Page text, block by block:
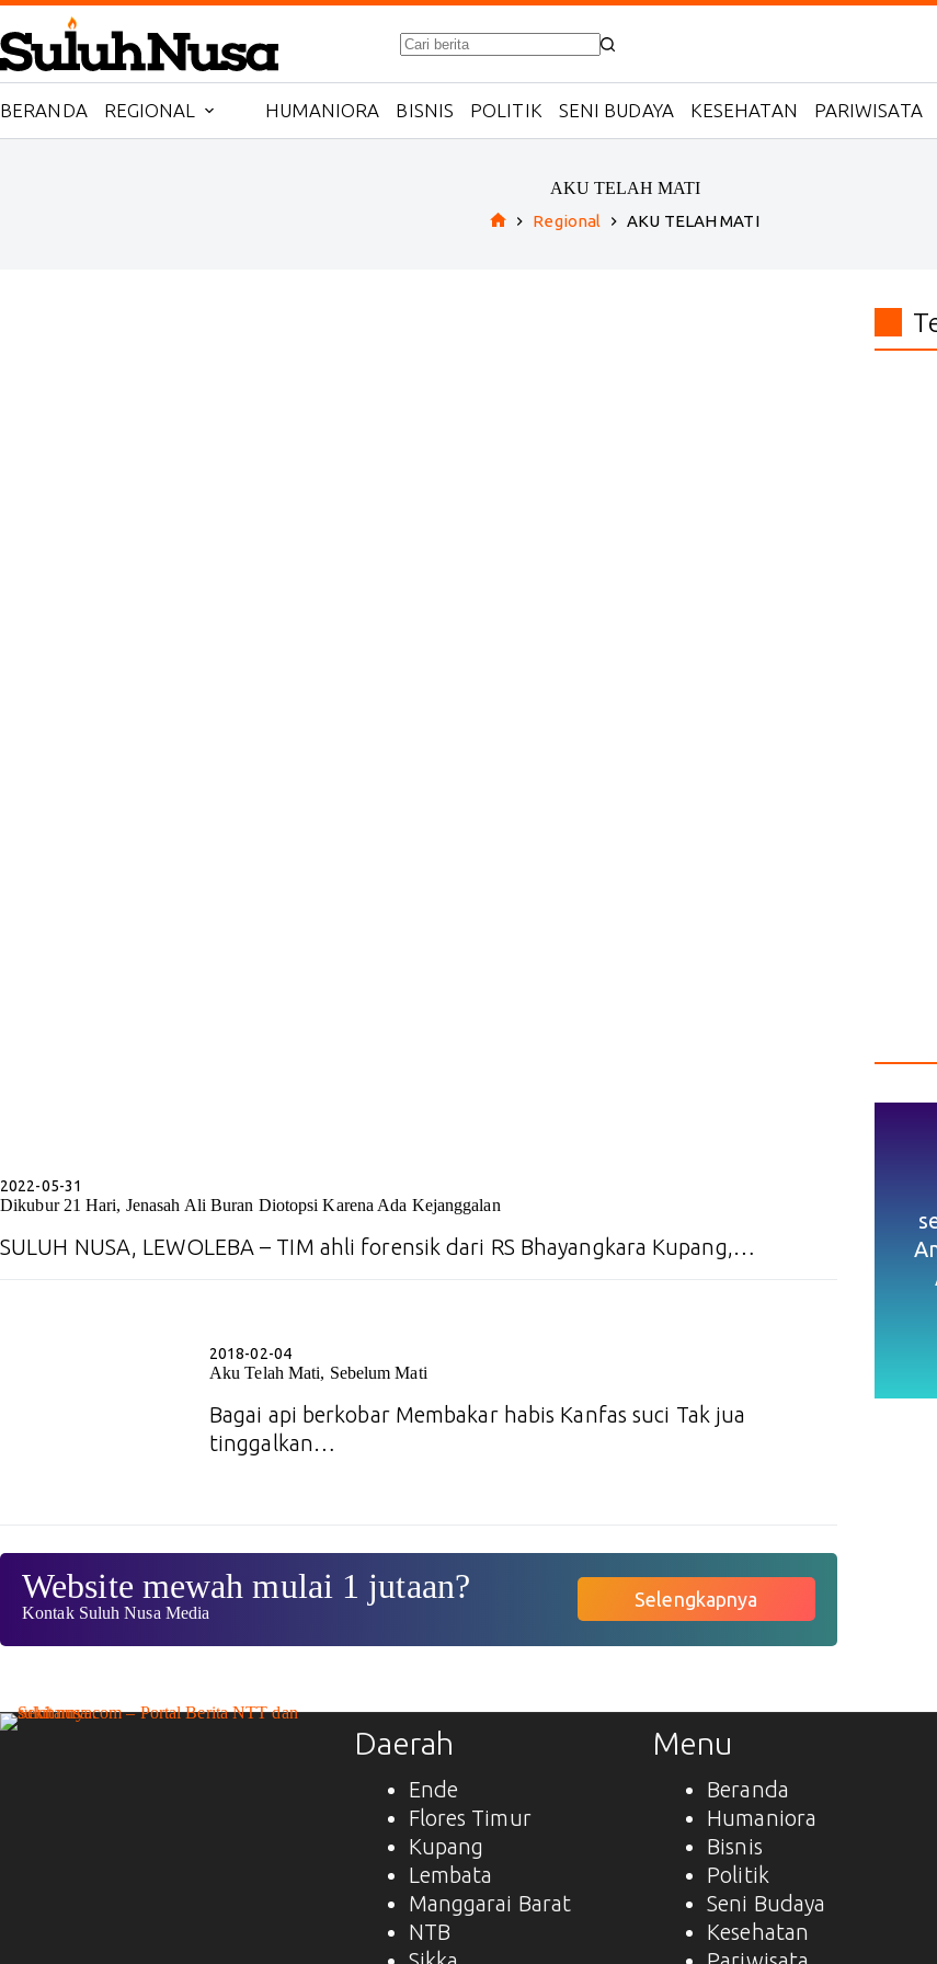
Skip
to
content
No
BERANDA REGIONAL HUMANIORA BISNIS POLITIK SENI BUDAYA KESEHATAN PARIWISATA
AKU TELAH MATI
Regional AKU TELAH MATI
2022-05-31
Dikubur 21 Hari, Jenasah Ali Buran Diotopsi Karena Ada Kejanggalan
SULUH NUSA, LEWOLEBA – TIM ahli forensik dari RS Bhayangkara Kupang,…
2018-02-04
Aku Telah Mati, Sebelum Mati
Bagai api berkobar Membakar habis Kanfas suci Tak jua
tinggalkan…
Website mewah mulai 1 jutaan?
Kontak Suluh Nusa Media
Selengkapnya
Daerah
Ende
Flores Timur
Kupang
Lembata
Manggarai Barat
NTB
Menu
Beranda
Humaniora
Bisnis
Politik
Seni Budaya
Kesehatan